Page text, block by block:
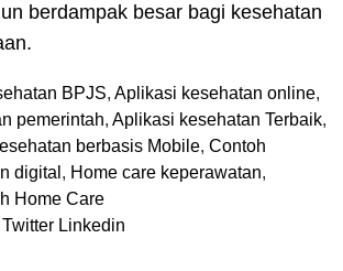
berdampak besar bagi kesehatan
BPJS, Aplikasi kesehatan online,
pemerintah, Aplikasi kesehatan Terbaik,
berbasis Mobile, Contoh
digital , Home care keperawatan,
Home Care
Twitter Linkedin